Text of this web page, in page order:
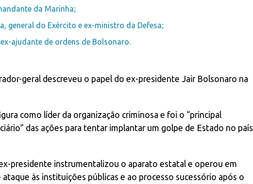
da Marinha;
general do Exército e ex-ministro da Defesa;
ajudante de ordens de Bolsonaro.
geral descreveu o papel do ex-presidente Jair Bolsonaro na
como líder da organização criminosa e foi o “principal
das ações para tentar implantar um golpe de Estado no país
presidente instrumentalizou o aparato estatal e operou em
ataque às instituições públicas e ao processo sucessório após o